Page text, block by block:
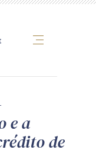
e a
de